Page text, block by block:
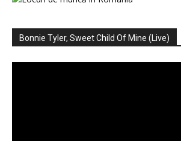
Bonnie Tyler, Sweet Child Of Mine (Live)